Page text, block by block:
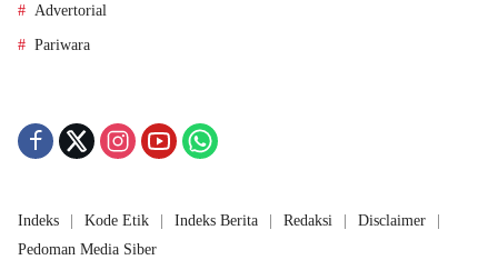
Advertorial
Pariwara
Indeks Kode Etik Indeks Berita Redaksi
Disclaimer
Pedoman Media Siber